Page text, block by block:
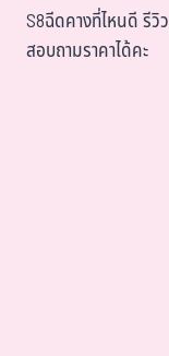
S8ฉีดคางที่ไหนดี รีวิว
สอบถามราคาได้คะ